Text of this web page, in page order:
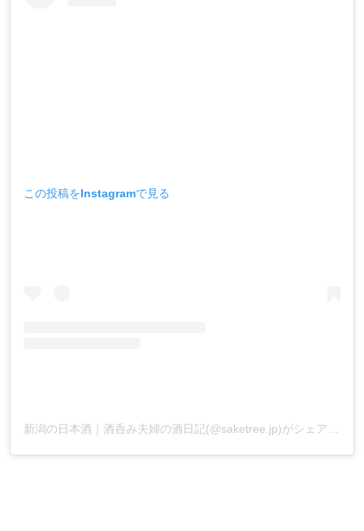
この投稿をInstagramで見る